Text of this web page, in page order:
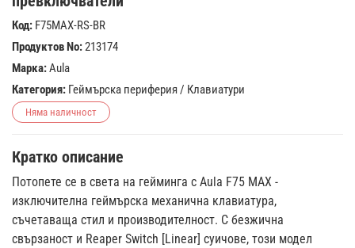
Код: F75MAX-RS-BR
Продуктов No:213174
Марка:Aula
Категория: Геймърска периферия/ Клавиатури
Няма наличност
Кратко описание
Потопете се в света на гейминга с Aula F75 MAX -
изключителна геймърска механична клавиатура,
съчетаваща стил и производителност. С безжична
свързаност и Reaper Switch [Linear] суичове, този модел